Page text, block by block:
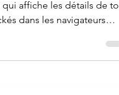
vos signets
de Nirsoft est
affiche les détails de
dans les navigateurs